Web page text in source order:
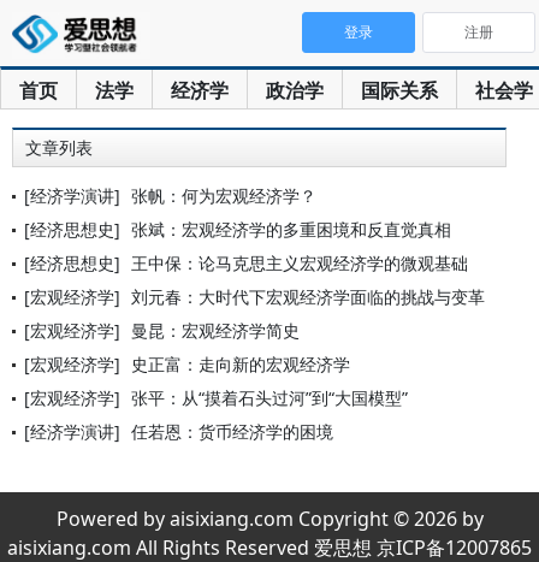
首页 法学 经济学 政治学 国际关系 社会学
登录 注册
文章列表
[经济学演讲] 张帆：何为宏观经济学？
[经济思想史] 张斌：宏观经济学的多重困境和反直觉真相
[经济思想史] 王中保：论马克思主义宏观经济学的微观基础
[宏观经济学] 刘元春：大时代下宏观经济学面临的挑战与变革
[宏观经济学] 曼昆：宏观经济学简史
[宏观经济学]
史正富：走向新的宏观经济学
[宏观经济学] 张平：从“摸着石头过河”到“大国模型”
[经济学演讲] 任若恩：货币经济学的困境
Powered by aisixiang.com Copyright © 2026 by
aisixiang.com All Rights Reserved 爱思想 京ICP备12007865